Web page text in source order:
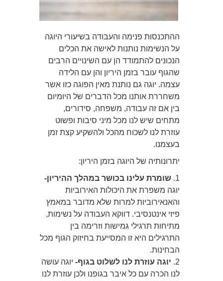
ההתכנסות פנימה והעבודה בשיעורי היוגה
על הנשימות נותנות לאישה את הכלים
הנכונים להתמודד הן עם השינויים הרבים
שהגוף עובר בזמן היריון והן עם הלידה
עצמה. יוגה גם נותנת מאין הפוגה כזו אשר
משחררת אותנו מכל הדברים של היומיום
בין אם זה עבודה, משפחה, סידורים,
מתחים שיש לנו מכל מיני סיבות ופשוט
עוזרת לנו לשכוח מהכל ולהשקיע קצת זמן
בעצמנו.
יתרונותיה של היוגה בזמן היריון:
1. שומרת עלינו בכושר במהלך ההיריון-
יוגה משפרת את היכולות האירוביות
והאנאירוביות למרות שלא מדובר במאמץ
פיזי אינטנסיבי. דווקא העבודה על נשימות,
מתיחות תרגילי גמישות וזרימה בין
התרגילים היא זו המסייעת בחיזוק הגוף מכל
הבחינות.
2. יוגה עוזרת לנו לשלוט בגוף-יוגה עושה
לנו הכרה עם כל איבר בגופנו ולכן עוזרת לנו